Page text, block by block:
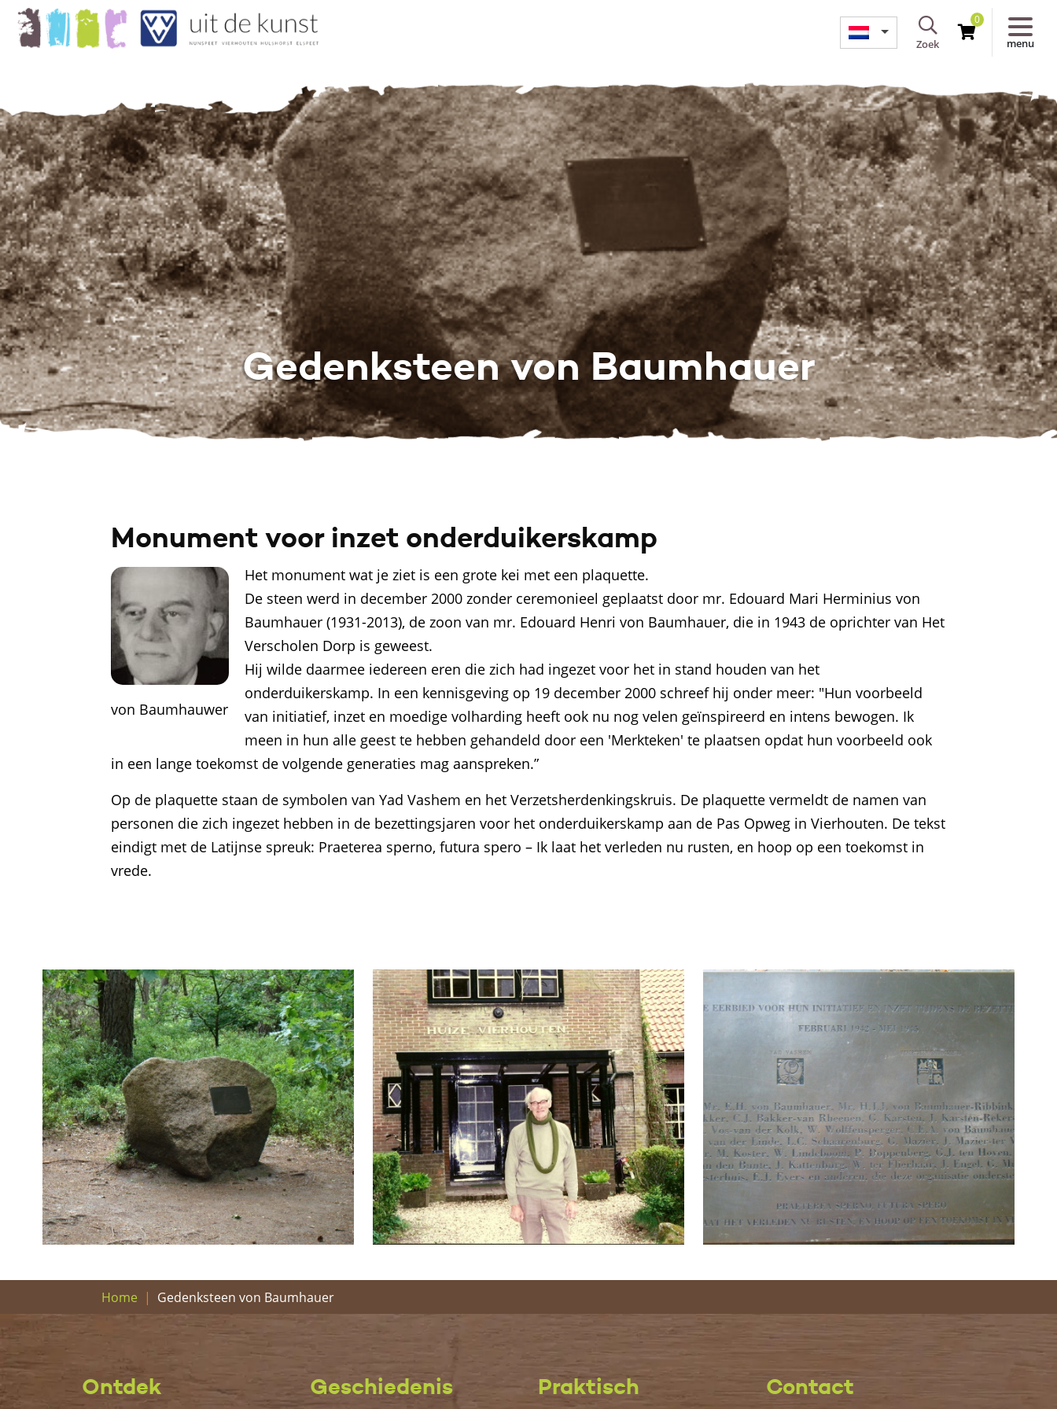
Zoek
0
menu
Gedenksteen von Baumhauer
Monument voor inzet onderduikerskamp
von Baumhauwer
Het monument wat je ziet is een grote kei met een plaquette.
De steen werd in december 2000 zonder ceremonieel geplaatst door mr. Edouard Mari Herminius von
Baumhauer (1931-2013), de zoon van mr. Edouard Henri von Baumhauer, die in 1943 de oprichter van Het
Verscholen Dorp is geweest.
Hij wilde daarmee iedereen eren die zich had ingezet voor het in stand houden van het
onderduikerskamp. In een kennisgeving op 19 december 2000 schreef hij onder meer: "Hun voorbeeld
van initiatief, inzet en moedige volharding heeft ook nu nog velen geïnspireerd en intens bewogen. Ik
meen in hun alle geest te hebben gehandeld door een 'Merkteken' te plaatsen opdat hun voorbeeld ook
in een lange toekomst de volgende generaties mag aanspreken.”
Op de plaquette staan de symbolen van Yad Vashem en het Verzetsherdenkingskruis. De plaquette vermeldt de namen van
personen die zich ingezet hebben in de bezettingsjaren voor het onderduikerskamp aan de Pas Opweg in Vierhouten. De tekst
eindigt met de Latijnse spreuk: Praeterea sperno, futura spero – Ik laat het verleden nu rusten, en hoop op een toekomst in
vrede.
Home Gedenksteen von Baumhauer
Ontdek Geschiedenis Praktisch Contact